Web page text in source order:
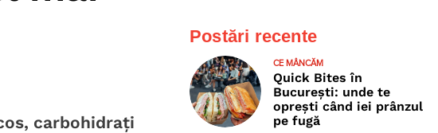
carbohidrați
Postări recente
CE MÂNCĂM
Quick Bites în
București: unde te
oprești când iei prânzul
pe fugă